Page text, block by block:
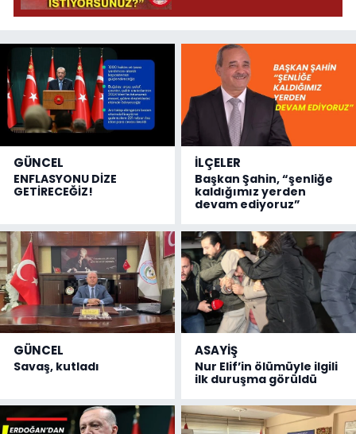
GÜNCEL
ENFLASYONU DİZE
GETİRECEĞİZ!
İLÇELER
Başkan Şahin, “şenliğe
kaldığımız yerden
devam ediyoruz”
GÜNCEL
Savaş, kutladı
ASAYİŞ
Nur Elif’in ölümüyle ilgili
ilk duruşma görüldü